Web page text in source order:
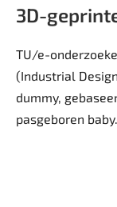
3D-
TU/e-
(Industrial
dummy,
pasgeboren baby.